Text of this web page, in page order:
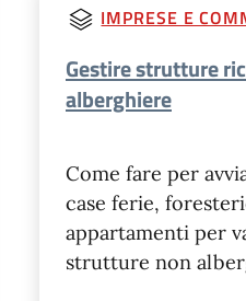
IMPRESE E
Gestire strutture
alberghiere
Come fare per
case ferie,
appartamenti per
strutture non